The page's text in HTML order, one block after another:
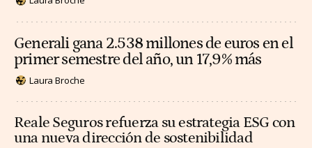
Generali gana 2.538 millones de euros en el
primer semestre del año, un 17,9% más
Laura Broche
Reale Seguros refuerza su estrategia ESG con
una nueva dirección de sostenibilidad